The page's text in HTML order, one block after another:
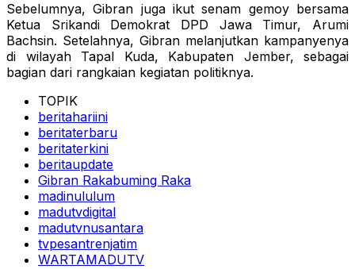
Sebelumnya, Gibran juga ikut senam gemoy bersama
Ketua Srikandi Demokrat DPD Jawa Timur, Arumi
Bachsin. Setelahnya, Gibran melanjutkan kampanyenya
di wilayah Tapal Kuda, Kabupaten Jember, sebagai
bagian dari rangkaian kegiatan politiknya.
TOPIK
beritahariini
beritaterbaru
beritaterkini
beritaupdate
Gibran Rakabuming Raka
madinululum
madutvdigital
madutvnusantara
tvpesantrenjatim
WARTAMADUTV